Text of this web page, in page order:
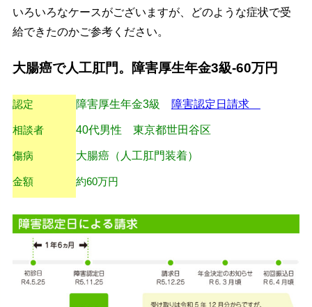
いろいろなケースがございますが、どのような症状で受
給できたのかご参考ください。
大腸癌で人工肛門。障害厚生年金3級-60万円
認定 障害厚生年金3級 障害認定日請求
相談者 40代男性 東京都世田谷区
傷病 大腸癌（人工肛門装着）
金額 約60万円